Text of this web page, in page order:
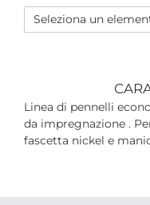
Seleziona un
Linea di pennelli
da impregnazione .
fascetta nickel e